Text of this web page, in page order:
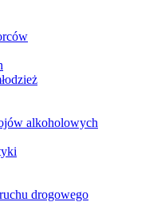
alkoholowych
drogowego